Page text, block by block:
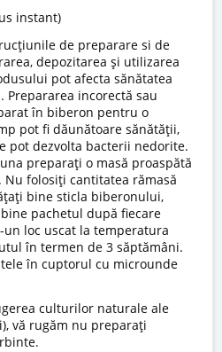
instant)
de preparare si de
depozitarea și utilizarea
pot afecta sănătatea
incorectă sau
în biberon pentru o
pot fi dăunătoare sănătății,
pot dezvolta bacterii nedorite.
preparați o masă proaspătă
folosiți cantitatea rămasă
bine sticla biberonului,
pachetul după fiecare
loc uscat la temperatura
în termen de 3 săptămâni.
în cuptorul cu microunde
culturilor naturale ale
vă rugăm nu preparați